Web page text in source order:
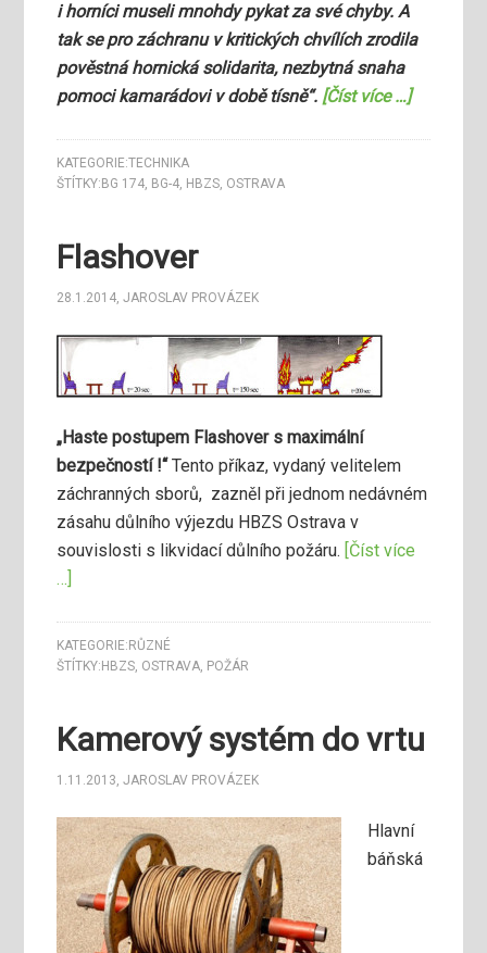
i horníci museli mnohdy pykat za své chyby. A
tak se pro záchranu v kritických chvílích zrodila
pověstná hornická solidarita, nezbytná snaha
pomoci kamarádovi v době tísně“. [Číst více …]
KATEGORIE:TECHNIKA
ŠTÍTKY: BG 174, BG-4, HBZS, OSTRAVA
Flashover
28.1.2014,JAROSLAV PROVÁZEK
„Haste postupem Flashover s maximální
bezpečností !“Tento příkaz, vydaný velitelem
záchranných sborů, zazněl při jednom nedávném
zásahu důlního výjezdu HBZS Ostrava v
souvislosti s likvidací důlního požáru. [Číst více
…]
KATEGORIE: RŮZNÉ
ŠTÍTKY: HBZS, OSTRAVA, POŽÁR
Kamerový systém do vrtu
1.11.2013,JAROSLAV PROVÁZEK
Hlavní
báňská